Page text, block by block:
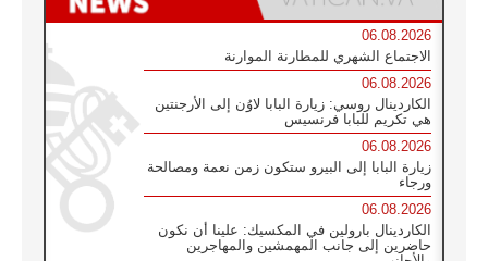
06.08.2026
الاجتماع الشهري للمطارنة الموارنة
06.08.2026
الكاردينال روسي: زيارة البابا لاوُن إلى الأرجنتين
هي تكريم للبابا فرنسيس
06.08.2026
زيارة البابا إلى البيرو ستكون زمن نعمة ومصالحة
ورجاء
06.08.2026
الكاردينال بارولين في المكسيك: علينا أن نكون
حاضرين إلى جانب المهمشين والمهاجرين